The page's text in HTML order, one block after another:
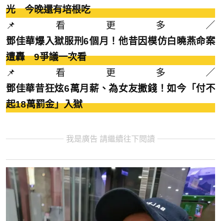
光 今晚還有培根吃
📌看更多／
鄧佳華爆入獄服刑6個月！他昔因模仿白曉燕命案
遭轟 9爭議一次看
📌看更多／
鄧佳華昔狂炫6萬月薪、為女友撒錢！如今「付不
起18萬罰金」入獄
我是廣告 請繼續往下閱讀